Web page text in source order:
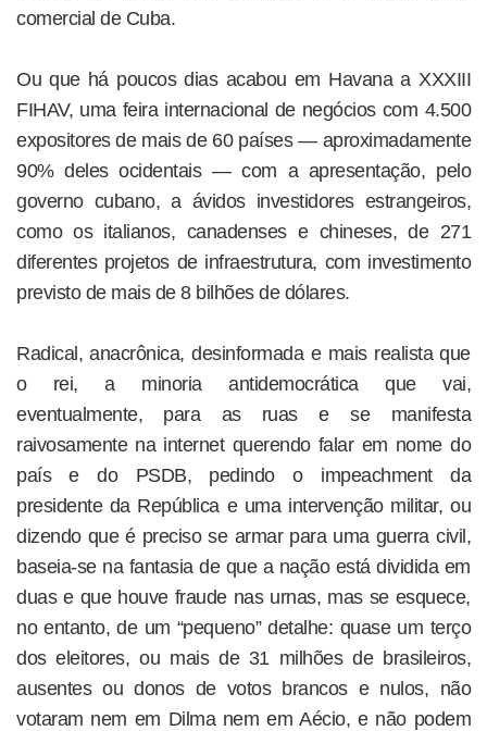
comercial de Cuba.
Ou que há poucos dias acabou em Havana a XXXIII
FIHAV, uma feira internacional de negócios com 4.500
expositores de mais de 60 países — aproximadamente
90% deles ocidentais — com a apresentação, pelo
governo cubano, a ávidos investidores estrangeiros,
como os italianos, canadenses e chineses, de 271
diferentes projetos de infraestrutura, com investimento
previsto de mais de 8 bilhões de dólares.
Radical, anacrônica, desinformada e mais realista que
o rei, a minoria antidemocrática que vai,
eventualmente, para as ruas e se manifesta
raivosamente na internet querendo falar em nome do
país e do PSDB, pedindo o impeachment da
presidente da República e uma intervenção militar, ou
dizendo que é preciso se armar para uma guerra civil,
baseia-se na fantasia de que a nação está dividida em
duas e que houve fraude nas urnas, mas se esquece,
no entanto, de um “pequeno” detalhe: quase um terço
dos eleitores, ou mais de 31 milhões de brasileiros,
ausentes ou donos de votos brancos e nulos, não
votaram nem em Dilma nem em Aécio, e não podem